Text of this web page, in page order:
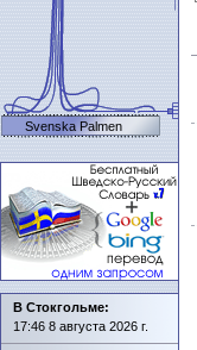
Svenska Palmen
В Стокгольме:
17:46 8 августа 2026 г.